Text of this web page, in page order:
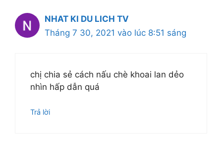
NHAT KI DU LICH TV
Tháng 7 30, 2021 vào lúc 8:51 sáng
chị chia sẻ cách nấu chè khoai lan dẻo
nhìn hấp dẫn quá
Trả lời